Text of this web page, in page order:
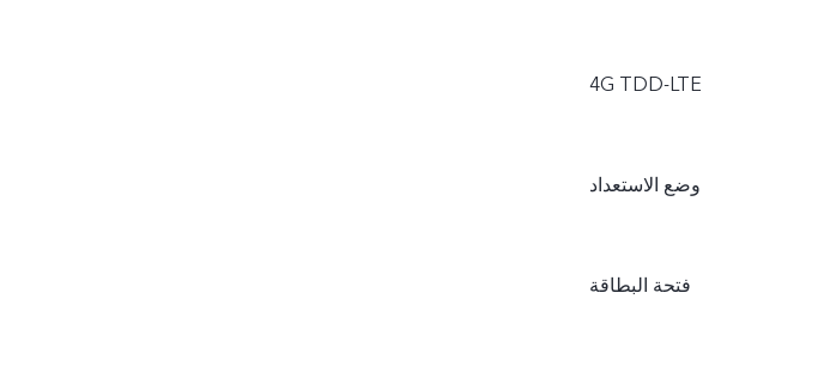
4G TDD-LTE
وضع الاستعداد
فتحة البطاقة